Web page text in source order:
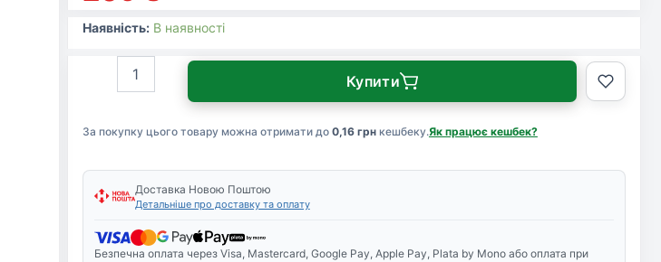
Наявність: В наявності
За покупку цього товару можна отримати до 0,16 грнкешбеку.Як працює кешбек?
30
Купити
Доставка Новою Поштою
Детальніше про доставку та оплату
Безпечна оплата через Visa, Mastercard, Google Pay, Apple Pay, Plata by Mono або оплата при